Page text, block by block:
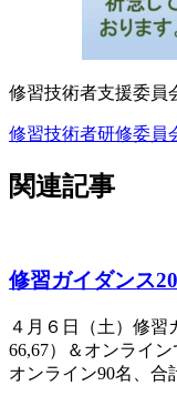
修習技術者支援委
修習技術者研修委員
関連記事
修習ガイダンス
４月６日（土）修習
66,67）＆オンライ
オンライン90名、合